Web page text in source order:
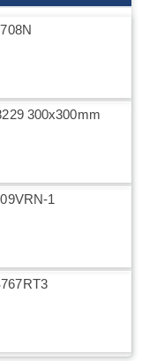
300x300mm
1